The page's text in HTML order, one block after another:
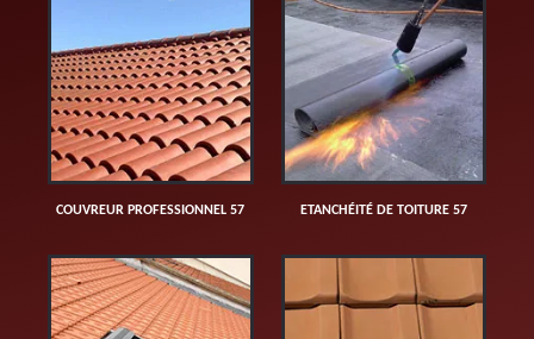
COUVREUR PROFESSIONNEL 57 ETANCHÉITÉ DE TOITURE 57